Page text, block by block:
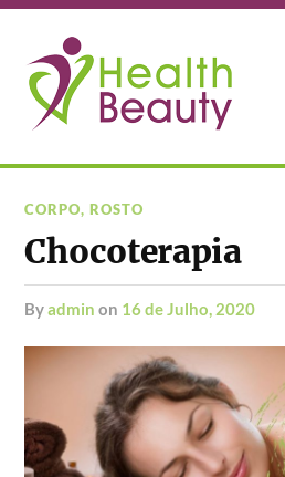
CORPO,ROSTO
Chocoterapia
byadmin on 16 de Julho, 2020